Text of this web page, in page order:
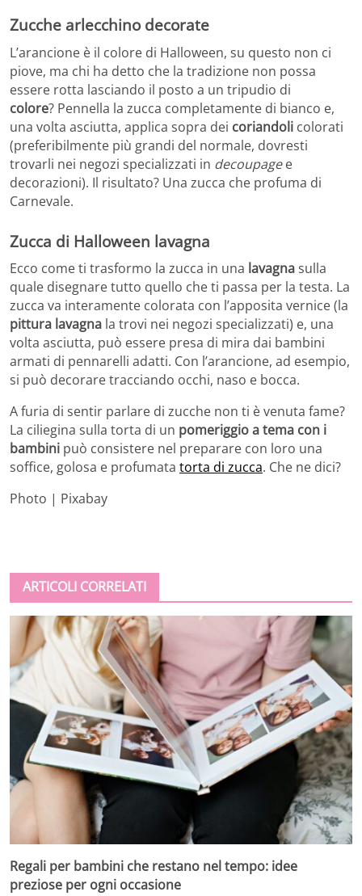
Zucche arlecchino decorate
L’arancione è il colore di Halloween, su questo non ci
piove, ma chi ha detto che la tradizione non possa
essere rotta lasciando il posto a un tripudio di
colore? Pennella la zucca completamente di bianco e,
una volta asciutta, applica sopra dei coriandoli colorati
(preferibilmente più grandi del normale, dovresti
trovarli nei negozi specializzati in decoupagee
decorazioni). Il risultato? Una zucca che profuma di
Carnevale.
Zucca di Halloween lavagna
Ecco come ti trasformo la zucca in una lavagnasulla
quale disegnare tutto quello che ti passa per la testa. La
zucca va interamente colorata con l’apposita vernice (la
pittura lavagna la trovi nei negozi specializzati) e, una
volta asciutta, può essere presa di mira dai bambini
armati di pennarelli adatti. Con l’arancione, ad esempio,
si può decorare tracciando occhi, naso e bocca.
A furia di sentir parlare di zucche non ti è venuta fame?
La ciliegina sulla torta di un pomeriggio a tema con i
bambini può consistere nel preparare con loro una
soffice, golosa e profumata torta di zucca. Che ne dici?
Photo | Pixabay
ARTICOLI CORRELATI
Regali per bambini che restano nel tempo: idee
preziose per ogni occasione